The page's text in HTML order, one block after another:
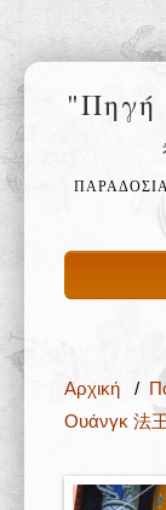
"Πηγή
Ο ναός
Αρχική /
Ουάνγκ 法